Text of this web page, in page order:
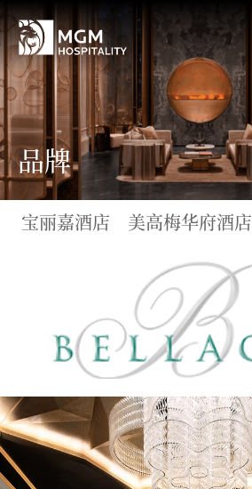
品牌
宝丽嘉酒店 美高梅华府酒店